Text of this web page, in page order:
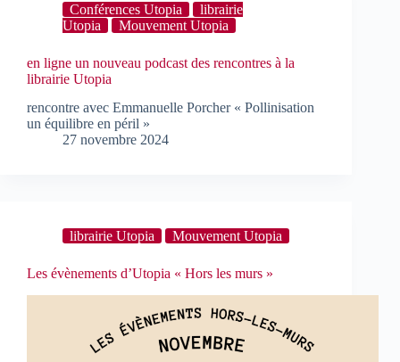
Conférences Utopia
librairie
Utopia
Mouvement Utopia
en ligne un nouveau podcast des rencontres à la
librairie Utopia
rencontre avec Emmanuelle Porcher « Pollinisation
un équilibre en péril »
27 novembre 2024
librairie Utopia Mouvement Utopia
Les évènements d’Utopia « Hors les murs »